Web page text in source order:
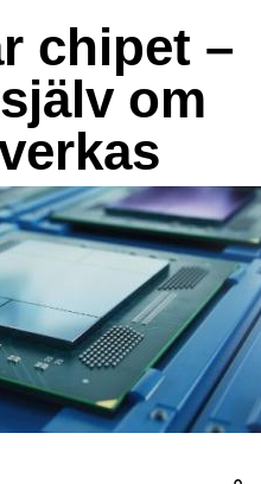
chipet –
om